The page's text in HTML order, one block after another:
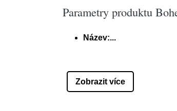
Parametry produktu
Název:...
Zobrazit více